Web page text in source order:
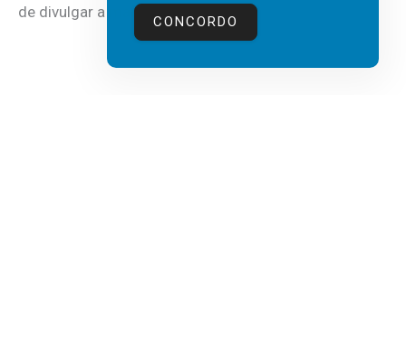
de divulgar a mais recente...
CONCORDO